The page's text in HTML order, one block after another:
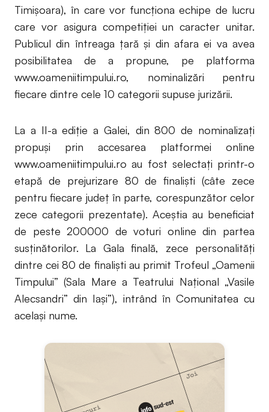
Timișoara), în care vor funcționa echipe de lucru
care vor asigura competiţiei un caracter unitar.
Publicul din întreaga țară și din afara ei va avea
posibilitatea de a propune, pe platforma
www.oameniitimpului.ro, nominalizări pentru
fiecare dintre cele 10 categorii supuse jurizării.
La a II-a ediţie a Galei, din 800 de nominalizați
propuși prin accesarea platformei online
www.oameniitimpului.ro au fost selectați printr-o
etapă de prejurizare 80 de finaliști (câte zece
pentru fiecare județ în parte, corespunzător celor
zece categorii prezentate). Aceștia au beneficiat
de peste 200000 de voturi online din partea
susținătorilor. La Gala finală, zece personalități
dintre cei 80 de finaliști au primit Trofeul „Oamenii
Timpului” (Sala Mare a Teatrului Național „Vasile
Alecsandri” din Iași”), intrând în Comunitatea cu
același nume.